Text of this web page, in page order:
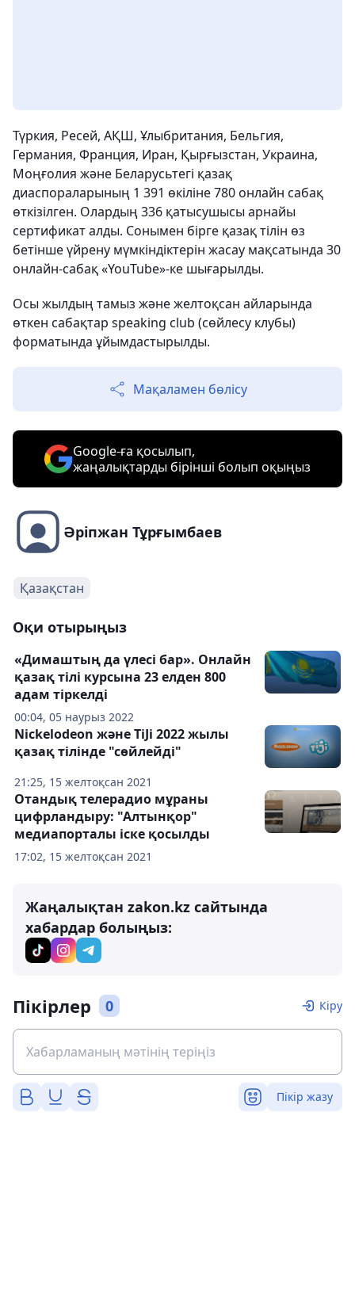
Түркия, Ресей, АҚШ, Ұлыбритания, Бельгия,
Германия, Франция, Иран, Қырғызстан, Украина,
Моңғолия және Беларусьтегі қазақ
диаспораларының 1 391 өкіліне 780 онлайн сабақ
өткізілген. Олардың 336 қатысушысы арнайы
сертификат алды. Сонымен бірге қазақ тілін өз
бетінше үйрену мүмкіндіктерін жасау мақсатында 30
онлайн-сабақ «YouTube»-ке шығарылды.
Осы жылдың тамыз және желтоқсан айларында
өткен сабақтар speaking club (сөйлесу клубы)
форматында ұйымдастырылды.
Мақаламен бөлісу
Google-ға қосылып,
жаңалықтарды бірінші болып оқыңыз
Әріпжан Тұрғымбаев
Қазақстан
Оқи отырыңыз
00:04, 05 наурыз 2022
«Димаштың да үлесі бар». Онлайн
қазақ тілі курсына 23 елден 800
адам тіркелді
21:25, 15 желтоқсан 2021
Nickelodeon және TiJi 2022 жылы
қазақ тілінде "сөйлейді"
17:02, 15 желтоқсан 2021
Отандық телерадио мұраны
цифрландыру: "Алтынқор"
медиапорталы іске қосылды
Жаңалықтан zakon.kz сайтында
хабардар болыңыз:
Пікірлер 0 Кіру
Пікір жазу